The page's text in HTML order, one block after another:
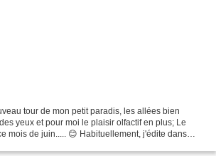
tour de mon petit paradis, les allées bien
yeux et pour moi le plaisir olfactif en plus; Le
mois de juin..... 😊 Habituellement, j'édite dans